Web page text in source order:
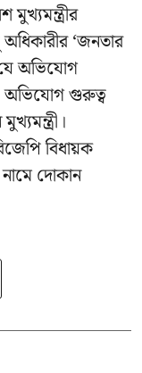
মুখ্যমন্ত্রীর
‘জনতার
অভিযোগ
অভিযোগ গুরুত্ব
বিধায়ক
দোকান